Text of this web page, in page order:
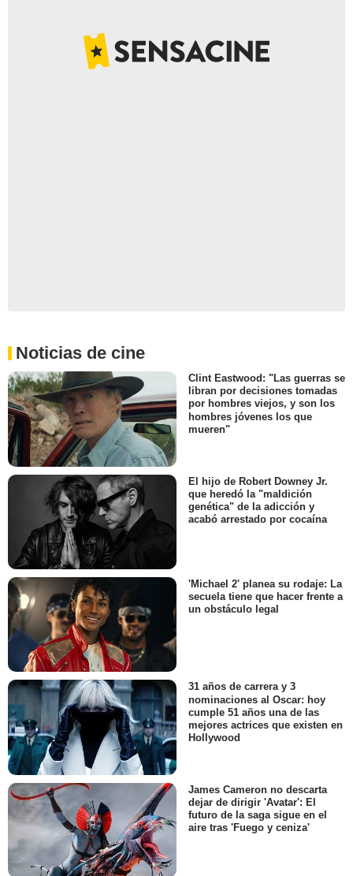
Noticias de cine
Clint Eastwood: "Las guerras se
libran por decisiones tomadas
por hombres viejos, y son los
hombres jóvenes los que
mueren"
El hijo de Robert Downey Jr.
que heredó la "maldición
genética" de la adicción y
acabó arrestado por cocaína
'Michael 2' planea su rodaje: La
secuela tiene que hacer frente a
un obstáculo legal
31 años de carrera y 3
nominaciones al Oscar: hoy
cumple 51 años una de las
mejores actrices que existen en
Hollywood
James Cameron no descarta
dejar de dirigir 'Avatar': El
futuro de la saga sigue en el
aire tras 'Fuego y ceniza'